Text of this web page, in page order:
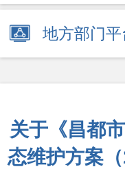
地方部门
关于《昌都
态维护方案